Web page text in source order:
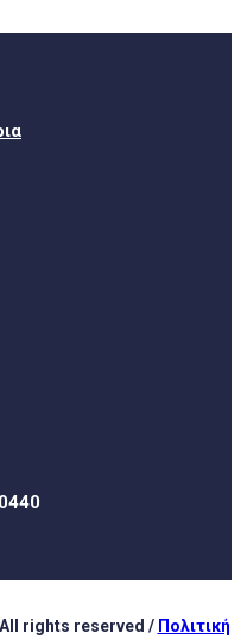
rights reserved / Πολιτική